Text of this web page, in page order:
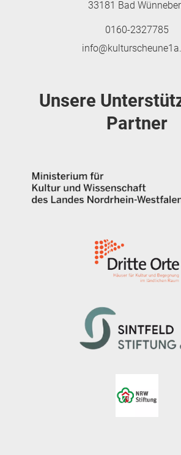
33181 Bad
0160-2327785
Unsere
Partner